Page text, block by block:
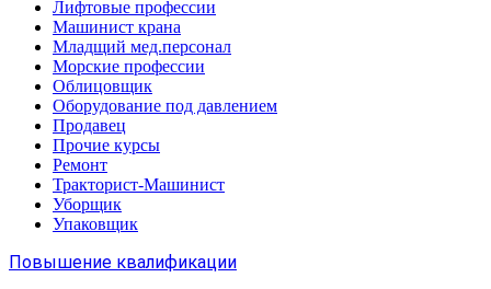
Лифтовые профессии
Машинист крана
Младщий мед.персонал
Морские профессии
Облицовщик
Оборудование под давлением
Продавец
Прочие курсы
Ремонт
Тракторист-Машинист
Уборщик
Упаковщик
Повышение квалификации